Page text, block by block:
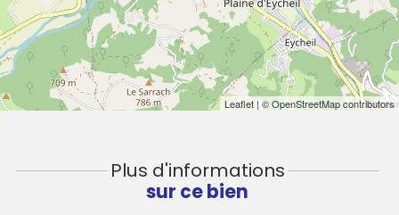
Leaflet| © OpenStreetMap contributors
Plus d'informations
sur ce bien